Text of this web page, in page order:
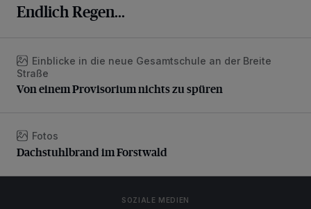
Endlich Regen...
Von einem Provisorium nichts zu spüren
Einblicke in die neue Gesamtschule an der Breite
Straße
Von einem Provisorium nichts zu spüren
Dachstuhlbrand im Forstwald
Fotos
Dachstuhlbrand im Forstwald
SOZIALE MEDIEN